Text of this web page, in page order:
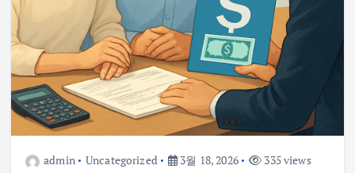
admin Uncategorized 3월 18, 2026 335 views